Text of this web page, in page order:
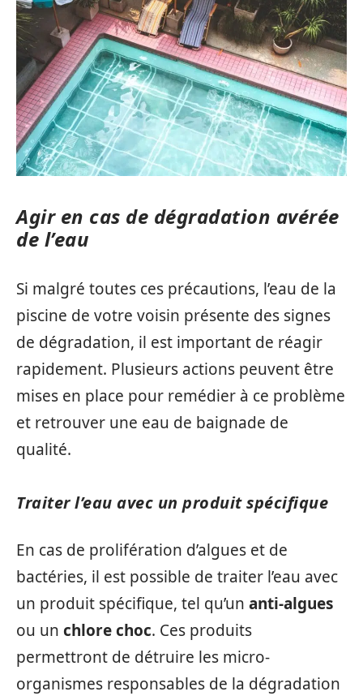
Agir en cas de dégradation avérée
de l’eau
Si malgré toutes ces précautions, l’eau de la
piscine de votre voisin présente des signes
de dégradation, il est important de réagir
rapidement. Plusieurs actions peuvent être
mises en place pour remédier à ce problème
et retrouver une eau de baignade de
qualité.
Traiter l’eau avec un produit spécifique
En cas de prolifération d’algues et de
bactéries, il est possible de traiter l’eau avec
un produit spécifique, tel qu’un anti-algues
ou un chlore choc. Ces produits
permettront de détruire les micro-
organismes responsables de la dégradation